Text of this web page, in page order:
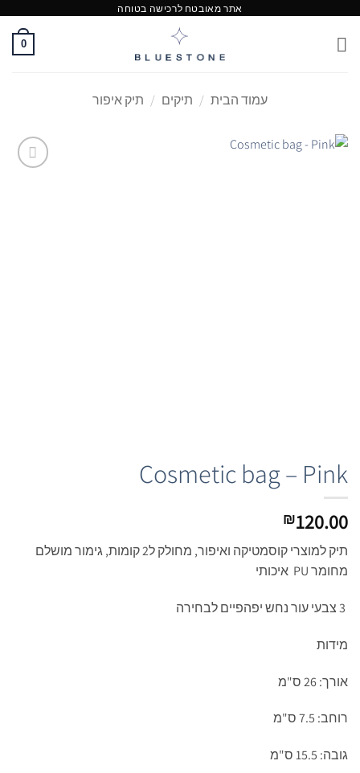
content
אתר מאובטח לרכישה בטוחה
0
עמוד הבית / תיקים / תיק איפור
Cosmetic bag – Pink
₪120.00
תיק למוצרי קוסמטיקה ואיפור, מחולק ל2 קומות, גימור מושלם
מחומר PU איכותי
מידות
אורך: 26 ס"מ
רוחב: 7.5 ס"מ
גובה: 15.5 ס"מ